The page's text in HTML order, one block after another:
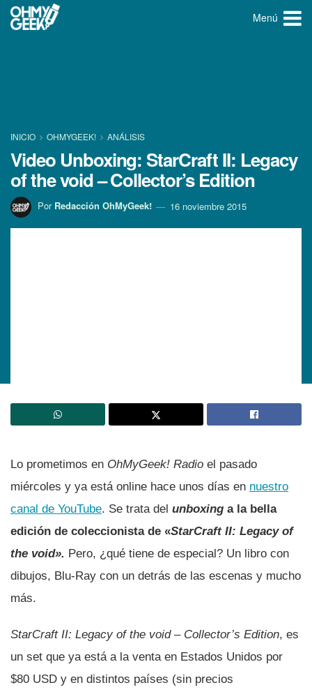
Menú
INICIO OHMYGEEK! ANÁLISIS
Video Unboxing: StarCraft II: Legacy
of the void – Collector’s Edition
Por Redacción OhMyGeek! 16 noviembre 2015
Lo prometimos en OhMyGeek! Radio el pasado
miércoles y ya está online hace unos dí­as en nuestro
canal de YouTube. Se trata del unboxing a la bella
edición de coleccionista de «StarCraft II: Legacy of
the void». Pero, ¿qué tiene de especial? Un libro con
dibujos, Blu-Ray con un detrás de las escenas y mucho
más.
StarCraft II: Legacy of the void – Collector’s Edition, es
un set que ya está a la venta en Estados Unidos por
$80 USD y en distintos paí­ses (sin precios